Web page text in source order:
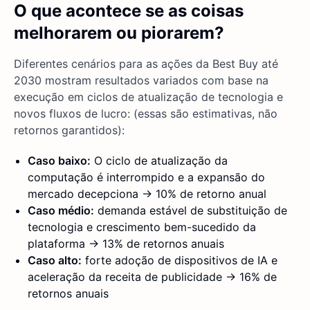
O que acontece se as coisas
melhorarem ou piorarem?
Diferentes cenários para as ações da Best Buy até
2030 mostram resultados variados com base na
execução em ciclos de atualização de tecnologia e
novos fluxos de lucro: (essas são estimativas, não
retornos garantidos):
Caso baixo: O ciclo de atualização da
computação é interrompido e a expansão do
mercado decepciona → 10% de retorno anual
Caso médio: demanda estável de substituição de
tecnologia e crescimento bem-sucedido da
plataforma → 13% de retornos anuais
Caso alto: forte adoção de dispositivos de IA e
aceleração da receita de publicidade → 16% de
retornos anuais